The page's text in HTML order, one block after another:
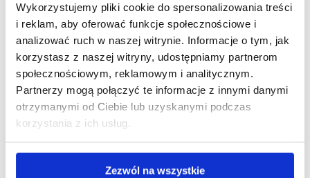
Wykorzystujemy pliki cookie do spersonalizowania treści
i reklam, aby oferować funkcje społecznościowe i
analizować ruch w naszej witrynie. Informacje o tym, jak
korzystasz z naszej witryny, udostępniamy partnerom
społecznościowym, reklamowym i analitycznym.
Partnerzy mogą połączyć te informacje z innymi danymi
otrzymanymi od Ciebie lub uzyskanymi podczas
korzystania z ich usług.
Zezwól na wszystkie
powietrze tworzą
doskonałe warunki do
odpoczynku. Okolica
obfituje w trasy
rowerowe, co czyni
apartament świetną
bazą wypadową dla
rowerowych.